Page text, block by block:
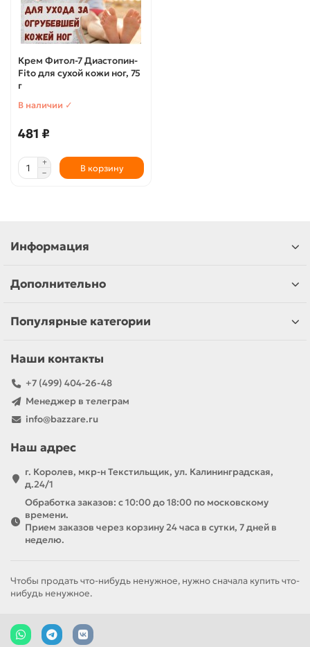
Крем Фитол-7 Диастопин-
Fito для сухой кожи ног, 75
г
В наличии ✓
481 ₽
В корзину
Информация
Дополнительно
Популярные категории
Наши контакты
+7 (499) 404-26-48
Менеджер в телеграм
info@bazzare.ru
Наш адрес
г. Королев, мкр-н Текстильщик, ул. Калининградская,
д.24/1
Обработка заказов: с 10:00 до 18:00 по московскому
времени.
Прием заказов через корзину 24 часа в сутки, 7 дней в
неделю.
Чтобы продать что-нибудь ненужное, нужно сначала купить что-
нибудь ненужное.